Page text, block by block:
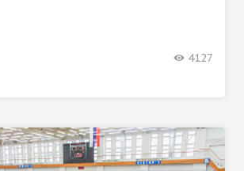
4127